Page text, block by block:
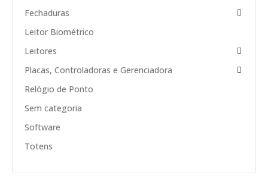
Fechaduras
Leitor Biométrico
Leitores
Placas, Controladoras e Gerenciadora
Relógio de Ponto
Sem categoria
Software
Totens